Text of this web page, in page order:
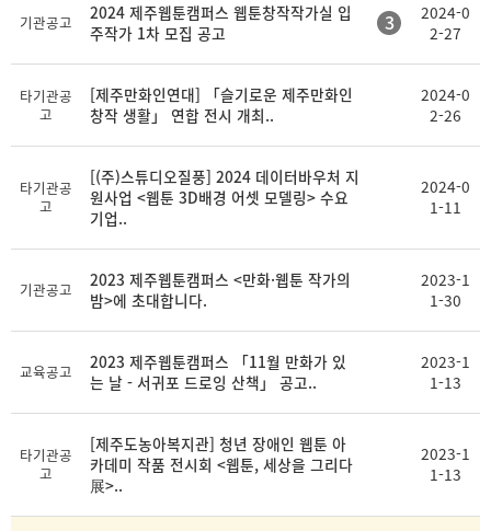
기관공고
2024 제주웹툰캠퍼스 웹툰창작작가실 입
주작가 1차 모집 공고
3
2024-0
2-27
타기관공
고
[제주만화인연대] 「슬기로운 제주만화인
창작 생활」 연합 전시 개최..
2024-0
2-26
타기관공
고
[(주)스튜디오질풍] 2024 데이터바우처 지
원사업 <웹툰 3D배경 어셋 모델링> 수요
기업..
2024-0
1-11
기관공고
2023 제주웹툰캠퍼스 <만화·웹툰 작가의
밤>에 초대합니다.
2023-1
1-30
교육공고
2023 제주웹툰캠퍼스 「11월 만화가 있
는 날 - 서귀포 드로잉 산책」 공고..
2023-1
1-13
타기관공
고
[제주도농아복지관] 청년 장애인 웹툰 아
카데미 작품 전시회 <웹툰, 세상을 그리다
展>..
2023-1
1-13